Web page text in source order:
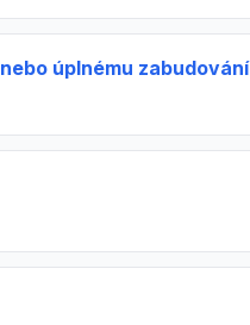
úplnému zabudování